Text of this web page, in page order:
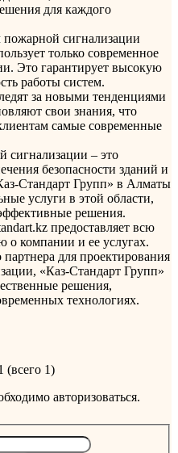
для каждого
сигнализации
только современное
Это гарантирует высокую
работы систем.
за новыми тенденциями
свои знания, что
самые современные
сигнализации – это
безопасности зданий и
Стандарт Групп» в Алматы
услуги в этой области,
решения.
предоставляет всю
компании и ее услугах.
для проектирования
«Каз-Стандарт Групп»
решения,
технологиях.
(всего 1)
авторизоваться.